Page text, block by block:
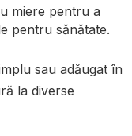
miere pentru a
pentru sănătate.
sau adăugat în
la diverse